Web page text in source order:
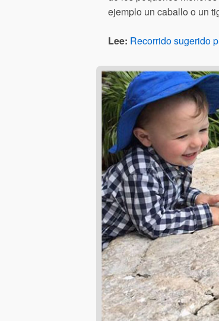
ejemplo un caballo o un
Lee: Recorrido sugerido